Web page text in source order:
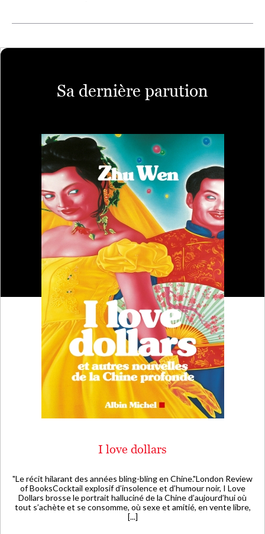
Sa dernière parution
I love dollars
"Le récit hilarant des années bling-bling en Chine."London Review
of BooksCocktail explosif d’insolence et d’humour noir, I Love
Dollars brosse le portrait halluciné de la Chine d’aujourd’hui où
tout s’achète et se consomme, où sexe et amitié, en vente libre,
[...]